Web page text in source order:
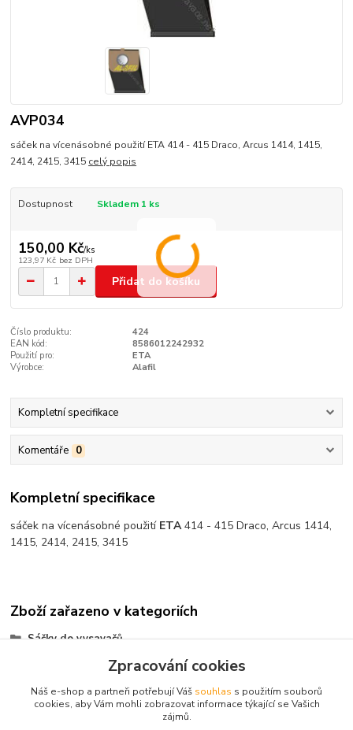
AVP034
sáček na vícenásobné použití ETA 414 - 415 Draco, Arcus 1414, 1415,
2414, 2415, 3415 celý popis
Dostupnost Skladem 1 ks
150,00 Kč/ks
123,97 Kč bez DPH
Přidat do košíku
Číslo produktu:
424
EAN kód:
8586012242932
Použití pro:
ETA
Výrobce:
Alafil
Kompletní specifikace
Komentáře 0
Kompletní specifikace
sáček na vícenásobné použití ETA414 - 415 Draco, Arcus 1414,
1415, 2414, 2415, 3415
Zboží zařazeno v kategoriích
Sáčky do vysavačů
vicenásobné použitíZpracování cookies
Náš e-shop a partneři potřebují Váš souhlas s použitím souborů
cookies, aby Vám mohli zobrazovat informace týkající se Vašich
zájmů.